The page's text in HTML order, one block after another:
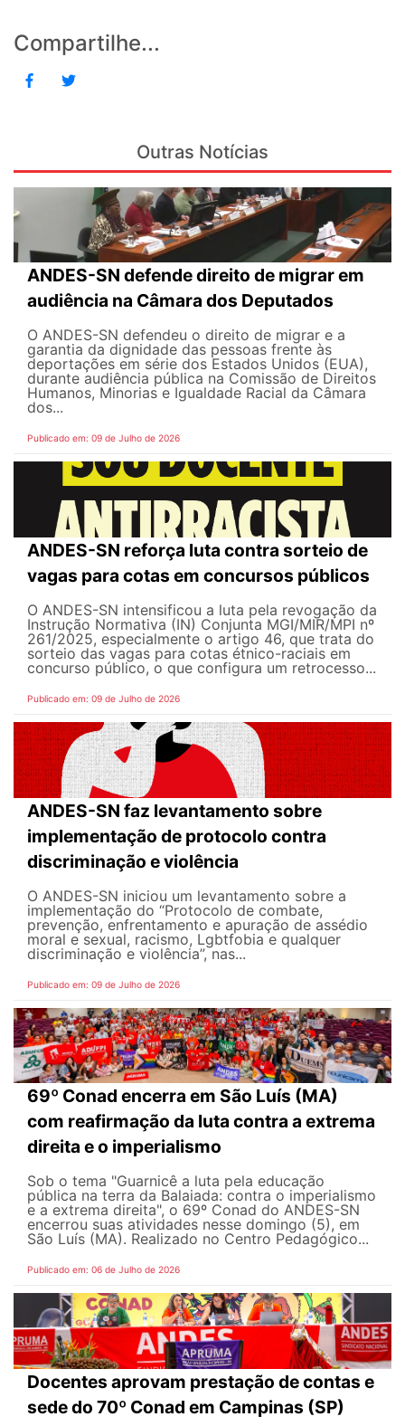
Compartilhe...
Outras Notícias
ANDES-SN defende direito de migrar em
audiência na Câmara dos Deputados
O ANDES-SN defendeu o direito de migrar e a
garantia da dignidade das pessoas frente às
deportações em série dos Estados Unidos (EUA),
durante audiência pública na Comissão de Direitos
Humanos, Minorias e Igualdade Racial da Câmara
dos...
Publicado em: 09 de Julho de 2026
ANDES-SN reforça luta contra sorteio de
vagas para cotas em concursos públicos
O ANDES-SN intensificou a luta pela revogação da
Instrução Normativa (IN) Conjunta MGI/MIR/MPI nº
261/2025, especialmente o artigo 46, que trata do
sorteio das vagas para cotas étnico-raciais em
concurso público, o que configura um retrocesso...
Publicado em: 09 de Julho de 2026
ANDES-SN faz levantamento sobre
implementação de protocolo contra
discriminação e violência
O ANDES-SN iniciou um levantamento sobre a
implementação do “Protocolo de combate,
prevenção, enfrentamento e apuração de assédio
moral e sexual, racismo, Lgbtfobia e qualquer
discriminação e violência”, nas...
Publicado em: 09 de Julho de 2026
69º Conad encerra em São Luís (MA)
com reafirmação da luta contra a extrema
direita e o imperialismo
Sob o tema "Guarnicê a luta pela educação
pública na terra da Balaiada: contra o imperialismo
e a extrema direita", o 69º Conad do ANDES-SN
encerrou suas atividades nesse domingo (5), em
São Luís (MA). Realizado no Centro Pedagógico...
Publicado em: 06 de Julho de 2026
Docentes aprovam prestação de contas e
sede do 70º Conad em Campinas (SP)